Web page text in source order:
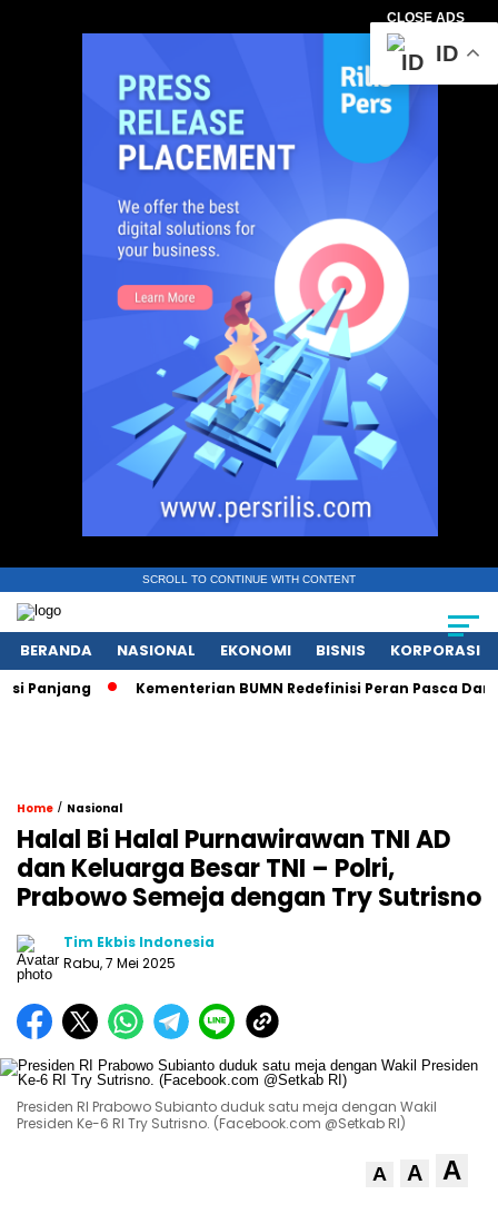
CLOSE ADS
SCROLL TO CONTINUE WITH CONTENT
BERANDA NASIONAL EKONOMI BISNIS KORPORASI
Kementerian BUMN Redefinisi Peran Pasca
Home / Nasional
Halal Bi Halal Purnawirawan TNI AD
dan Keluarga Besar TNI – Polri,
Prabowo Semeja dengan Try Sutrisno
Tim Ekbis Indonesia
Rabu, 7 Mei 2025
Presiden RI Prabowo Subianto duduk satu meja dengan Wakil
Presiden Ke-6 RI Try Sutrisno. (Facebook.com @Setkab RI)
A A A
ID